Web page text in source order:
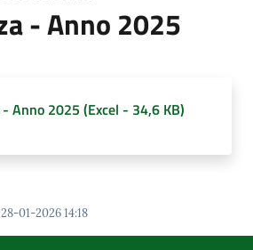
- Anno 2025
- Anno 2025 (Excel - 34,6 KB)
28-01-2026 14:18